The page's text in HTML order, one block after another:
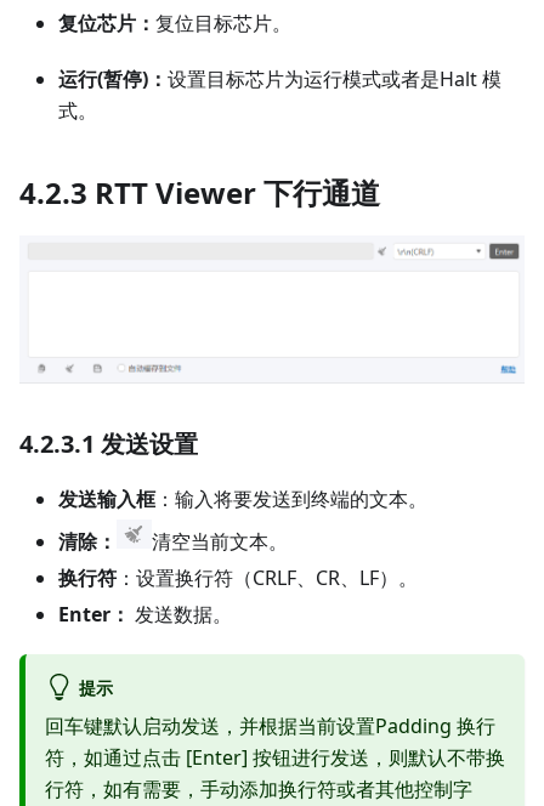
复位芯片： 复位目标芯片。
运行(暂停)： 设置目标芯片为运行模式或者是Halt 模
式。
4.2.3 RTT Viewer 下行通道
4.2.3.1 发送设置
发送输入框：输入将要发送到终端的文本。
清除：
清空当前文本。
换行符 ：设置换行符（CRLF、CR、LF）。
Enter： 发送数据。
提示
回车键默认启动发送，并根据当前设置Padding 换行
符，如通过点击 [Enter] 按钮进行发送，则默认不带换
行符，如有需要，手动添加换行符或者其他控制字